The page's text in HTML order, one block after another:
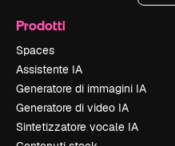
Prodotti
Spaces
Assistente IA
Generatore di immagini IA
Generatore di video IA
Sintetizzatore vocale IA